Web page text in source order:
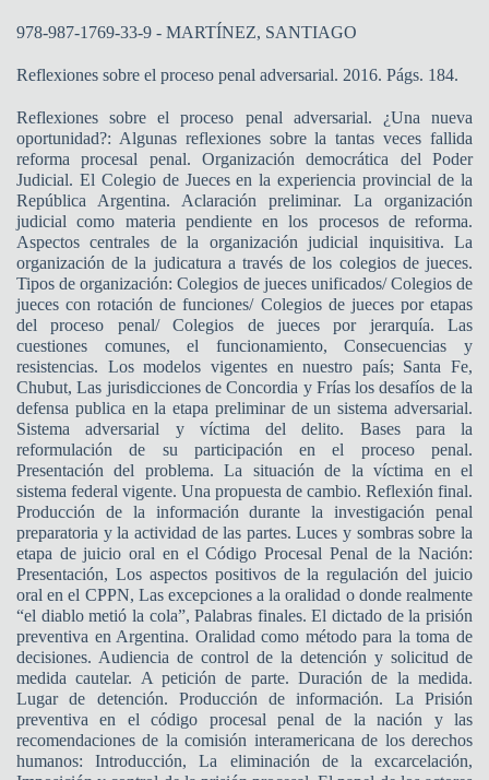
978-987-1769-33-9 - MARTÍNEZ, SANTIAGO
Reflexiones sobre el proceso penal adversarial. 2016. Págs. 184.
Reflexiones sobre el proceso penal adversarial. ¿Una nueva
oportunidad?: Algunas reflexiones sobre la tantas veces fallida
reforma procesal penal. Organización democrática del Poder
Judicial. El Colegio de Jueces en la experiencia provincial de la
República Argentina. Aclaración preliminar. La organización
judicial como materia pendiente en los procesos de reforma.
Aspectos centrales de la organización judicial inquisitiva. La
organización de la judicatura a través de los colegios de jueces.
Tipos de organización: Colegios de jueces unificados/ Colegios de
jueces con rotación de funciones/ Colegios de jueces por etapas
del proceso penal/ Colegios de jueces por jerarquía. Las
cuestiones comunes, el funcionamiento, Consecuencias y
resistencias. Los modelos vigentes en nuestro país; Santa Fe,
Chubut, Las jurisdicciones de Concordia y Frías los desafíos de la
defensa publica en la etapa preliminar de un sistema adversarial.
Sistema adversarial y víctima del delito. Bases para la
reformulación de su participación en el proceso penal.
Presentación del problema. La situación de la víctima en el
sistema federal vigente. Una propuesta de cambio. Reflexión final.
Producción de la información durante la investigación penal
preparatoria y la actividad de las partes. Luces y sombras sobre la
etapa de juicio oral en el Código Procesal Penal de la Nación:
Presentación, Los aspectos positivos de la regulación del juicio
oral en el CPPN, Las excepciones a la oralidad o donde realmente
“el diablo metió la cola”, Palabras finales. El dictado de la prisión
preventiva en Argentina. Oralidad como método para la toma de
decisiones. Audiencia de control de la detención y solicitud de
medida cautelar. A petición de parte. Duración de la medida.
Lugar de detención. Producción de información. La Prisión
preventiva en el código procesal penal de la nación y las
recomendaciones de la comisión interamericana de los derechos
humanos: Introducción, La eliminación de la excarcelación,